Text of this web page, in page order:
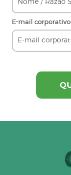
E-mail corporativo